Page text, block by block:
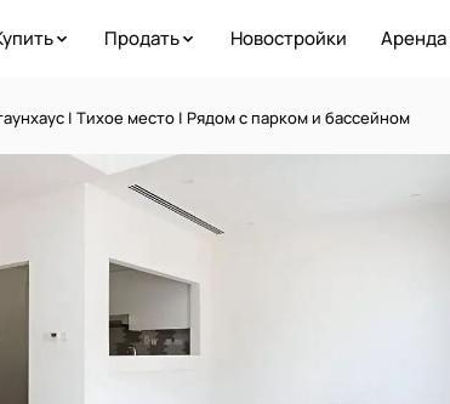
Продать Новостройки Аренда
| Тихое место | Рядом с парком и бассейном